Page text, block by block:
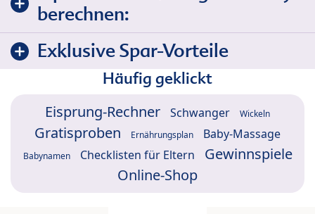
berechnen:
Exklusive Spar-Vorteile
Häufig geklickt
Eisprung-Rechner Schwanger Wickeln
Gratisproben Ernährungsplan Baby-Massage
Babynamen Checklisten für Eltern
Gewinnspiele
Online-Shop